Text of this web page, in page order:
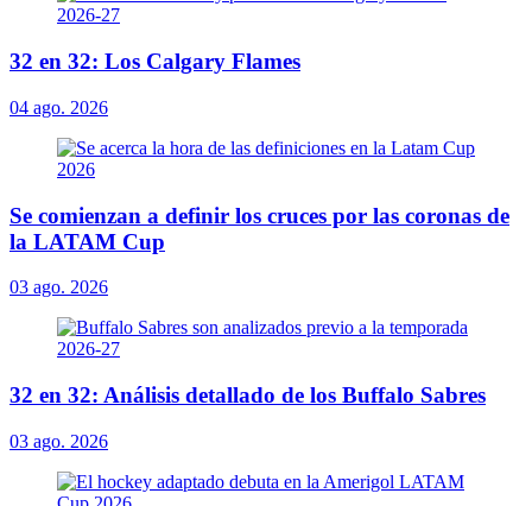
32 en 32: Los Calgary Flames
04 ago. 2026
Se comienzan a definir los cruces por las coronas de
la LATAM Cup
03 ago. 2026
32 en 32: Análisis detallado de los Buffalo Sabres
03 ago. 2026